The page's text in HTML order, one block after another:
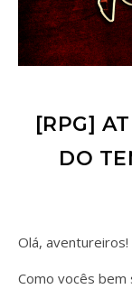
[RPG]
DO
Olá, aventureiros!
Como vocês